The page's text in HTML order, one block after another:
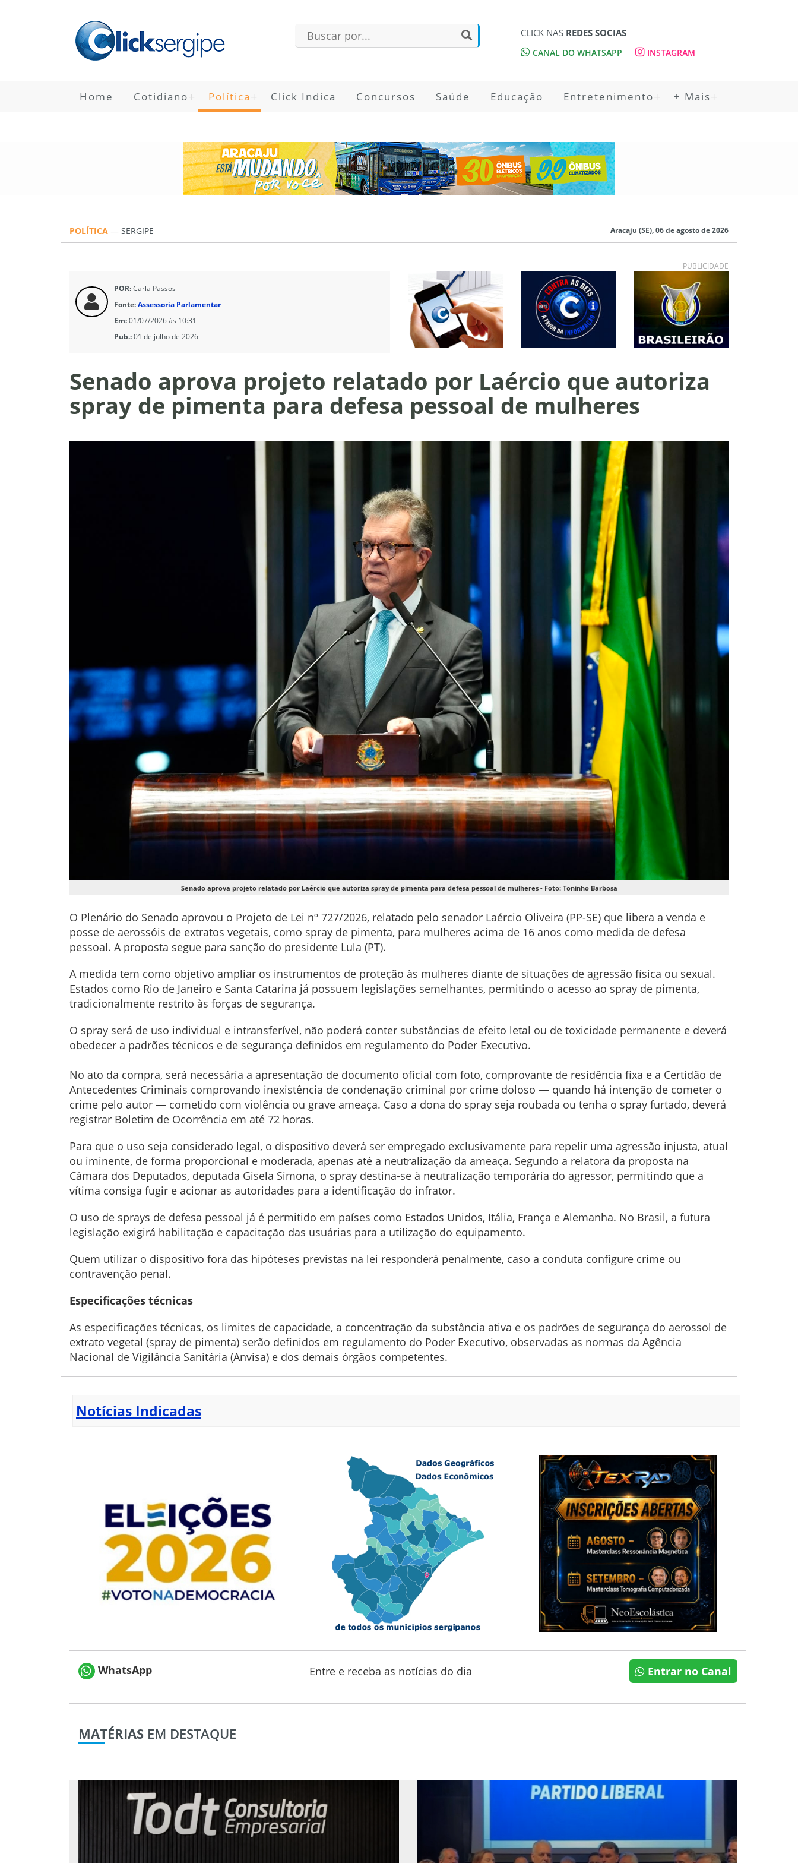
CLICK NAS REDES SOCIAS
CANAL DO WHATSAPP INSTAGRAM
Home Cotidiano Política Click Indica Concursos Saúde Educação Entretenimento + Mais
POLÍTICA — SERGIPE Aracaju (SE), 06 de agosto de 2026
PUBLICIDADE
POR:Carla Passos
Fonte:Assessoria Parlamentar
Em:01/07/2026 às 10:31
Pub.:01 de julho de 2026
Senado aprova projeto relatado por Laércio que autoriza
spray de pimenta para defesa pessoal de mulheres
Senado aprova projeto relatado por Laércio que autoriza spray de pimenta para defesa pessoal de mulheres - Foto: Toninho Barbosa
O Plenário do Senado aprovou o Projeto de Lei nº 727/2026, relatado pelo senador Laércio Oliveira (PP-SE) que libera a venda e
posse de aerossóis de extratos vegetais, como spray de pimenta, para mulheres acima de 16 anos como medida de defesa
pessoal. A proposta segue para sanção do presidente Lula (PT).
A medida tem como objetivo ampliar os instrumentos de proteção às mulheres diante de situações de agressão física ou sexual.
Estados como Rio de Janeiro e Santa Catarina já possuem legislações semelhantes, permitindo o acesso ao spray de pimenta,
tradicionalmente restrito às forças de segurança.
O spray será de uso individual e intransferível, não poderá conter substâncias de efeito letal ou de toxicidade permanente e deverá
obedecer a padrões técnicos e de segurança definidos em regulamento do Poder Executivo.
No ato da compra, será necessária a apresentação de documento oficial com foto, comprovante de residência fixa e a Certidão de
Antecedentes Criminais comprovando inexistência de condenação criminal por crime doloso — quando há intenção de cometer o
crime pelo autor — cometido com violência ou grave ameaça. Caso a dona do spray seja roubada ou tenha o spray furtado, deverá
registrar Boletim de Ocorrência em até 72 horas.
Para que o uso seja considerado legal, o dispositivo deverá ser empregado exclusivamente para repelir uma agressão injusta, atual
ou iminente, de forma proporcional e moderada, apenas até a neutralização da ameaça. Segundo a relatora da proposta na
Câmara dos Deputados, deputada Gisela Simona, o spray destina-se à neutralização temporária do agressor, permitindo que a
vítima consiga fugir e acionar as autoridades para a identificação do infrator.
O uso de sprays de defesa pessoal já é permitido em países como Estados Unidos, Itália, França e Alemanha. No Brasil, a futura
legislação exigirá habilitação e capacitação das usuárias para a utilização do equipamento.
Quem utilizar o dispositivo fora das hipóteses previstas na lei responderá penalmente, caso a conduta configure crime ou
contravenção penal.
Especificações técnicas
As especificações técnicas, os limites de capacidade, a concentração da substância ativa e os padrões de segurança do aerossol de
extrato vegetal (spray de pimenta) serão definidos em regulamento do Poder Executivo, observadas as normas da Agência
Nacional de Vigilância Sanitária (Anvisa) e dos demais órgãos competentes.
Notícias Indicadas
WhatsApp Entre e receba as notícias do dia Entrar no Canal
MATÉRIAS EM DESTAQUE